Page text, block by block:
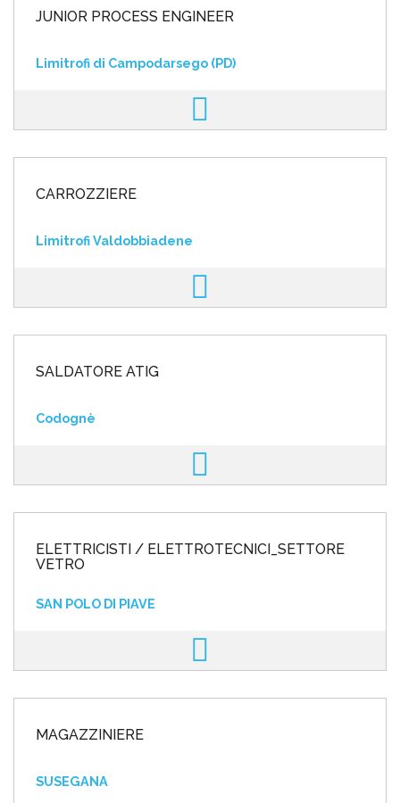
JUNIOR PROCESS ENGINEER
Limitrofi di Campodarsego (PD)
CARROZZIERE
Limitrofi Valdobbiadene
SALDATORE ATIG
Codognè
ELETTRICISTI / ELETTROTECNICI_SETTORE
VETRO
SAN POLO DI PIAVE
MAGAZZINIERE
SUSEGANA